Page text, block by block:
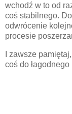
wchodź w to od
coś stabilnego.
odwrócenie
procesie
I zawsze
coś do